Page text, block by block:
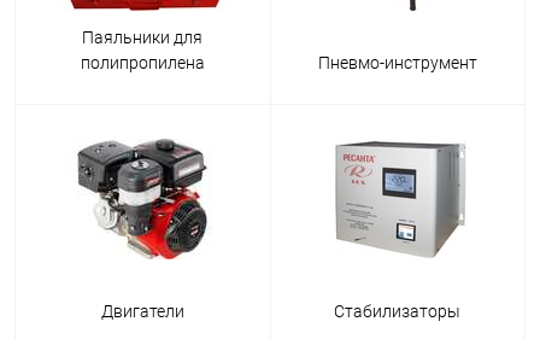
Паяльники для
полипропилена
Пневмо-инструмент
Двигатели Стабилизаторы